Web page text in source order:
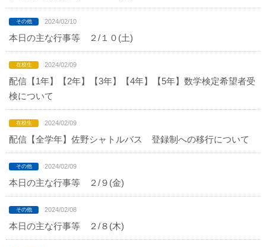
2024/02/10
本日の主な行事等 ２/１０(土)
2024/02/09
配信【1年】【2年】【3年】【4年】【5年】数学検定希望者受
検について
2024/02/09
配信【全学年】佐野シャトルバス 登録制への移行について
2024/02/09
本日の主な行事等 ２/９(金)
2024/02/08
本日の主な行事等 ２/８(木)